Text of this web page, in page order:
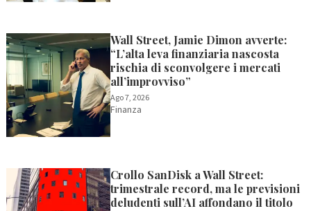
Wall Street, Jamie Dimon avverte:
“L’alta leva finanziaria nascosta
rischia di sconvolgere i mercati
all’improvviso”
Ago 7, 2026
Finanza
Crollo SanDisk a Wall Street:
trimestrale record, ma le previsioni
deludenti sull’AI affondano il titolo